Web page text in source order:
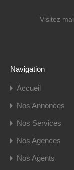
Visitez
Navigation
Accueil
Nos Annonces
Nos Services
Nos Agences
Nos Agents